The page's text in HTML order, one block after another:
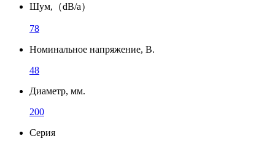
Шум,（dB/a）
78
Номинальное напряжение, В.
48
Диаметр, мм.
200
Серия